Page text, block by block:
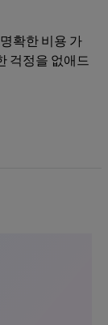
확한 비용 가
걱정을 없애드